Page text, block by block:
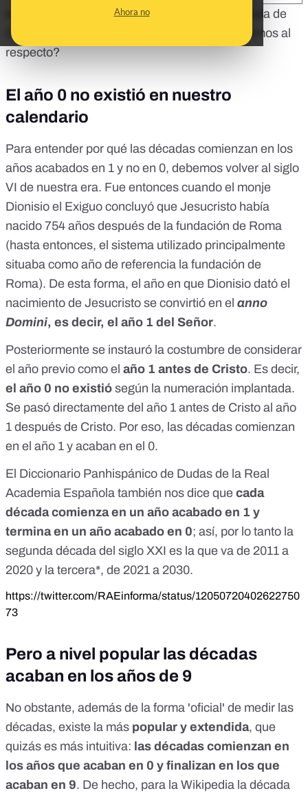
Ahora no
Acaba de terminar el año 2019 y con él la década de
2010. O no. Está abierto el debate. ¿Qué sabemos al
respecto?
El año 0 no existió en nuestro
calendario
Para entender por qué las décadas comienzan en los
años acabados en 1 y no en 0, debemos volver al siglo
VI de nuestra era. Fue entonces cuando el monje
Dionisio el Exiguo concluyó que Jesucristo había
nacido 754 años después de la fundación de Roma
(hasta entonces, el sistema utilizado principalmente
situaba como año de referencia la fundación de
Roma). De esta forma, el año en que Dionisio dató el
nacimiento de Jesucristo se convirtió en el anno
Domini, es decir, el año 1 del Señor.
Posteriormente se instauró la costumbre de considerar
el año previo como el año 1 antes de Cristo. Es decir,
el año 0 no existió según la numeración implantada.
Se pasó directamente del año 1 antes de Cristo al año
1 después de Cristo. Por eso, las décadas comienzan
en el año 1 y acaban en el 0.
El Diccionario Panhispánico de Dudas de la Real
Academia Española también nos dice que cada
década comienza en un año acabado en 1 y
termina en un año acabado en 0; así, por lo tanto la
segunda década del siglo XXI es la que va de 2011 a
2020 y la tercera*, de 2021 a 2030.
https://twitter.com/RAEinforma/status/12050720402622750
73
Pero a nivel popular las décadas
acaban en los años de 9
No obstante, además de la forma 'oficial' de medir las
décadas, existe la más popular y extendida, que
quizás es más intuitiva: las décadas comienzan en
los años que acaban en 0 y finalizan en los que
acaban en 9. De hecho, para la Wikipedia la década